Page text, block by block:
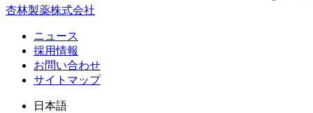
杏林製薬株式会社
ニュース
採用情報
お問い合わせ
サイトマップ
日本語